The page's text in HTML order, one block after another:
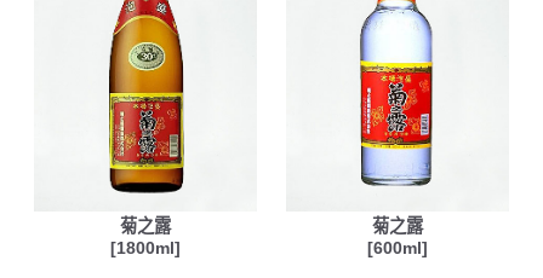
菊之露
[1800ml]
菊之露
[600ml]